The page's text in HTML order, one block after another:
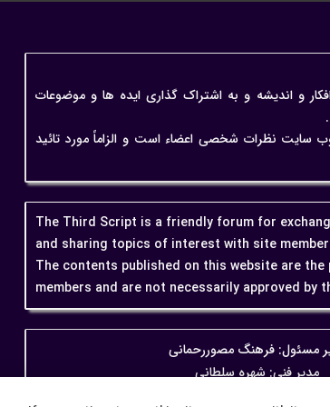
و اندیشه و به اشتراک گذاری ایده ها و موضوعات
سایت نظرات شخصی اعضاء است و الزاماً مورد تائید
The Third Script is a friendly forum for
and sharing topics of interest with site
The contents published on this website are
members and are not necessarily approved by
مسئول: فرهنگ مصوررحمانی
مدیر فنی: شهره سلطانی